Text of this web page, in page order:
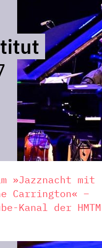
»Jazznacht mit
Carrington« –
Kanal der HMTM